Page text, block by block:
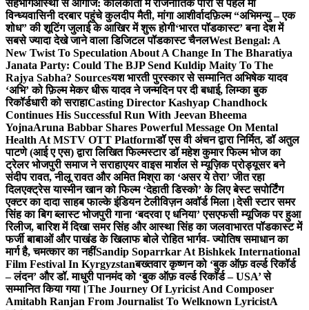
सहभागआस्था से आगाज: कोलकाता में राजनीतिक पारी से पहले माँ
विन्ध्यवासिनी दरबार पहुंचे कुलदीप मैती, मांगा आशीर्वादफ़िल्म “अभिमन्यु – एक
शोध” की शूटिंग जुलाई के आखिर में शुरू होगी‘भारत पॉडकास्ट’ बना देश में
सबसे ज्यादा देखे जाने वाला डिजिटल पॉडकास्ट चैनलWest Bengal: A
New Twist To Speculation About A Change In The Bharatiya
Janata Party: Could The BJP Send Kuldip Maity To The
Rajya Sabha? Sourcesयश भारती पुरस्कार से सम्मानित अभिषेक यादव
‘अभि’ को फ़िल्म मेकर धीरू यादव ने जन्मदिन पर दी बधाई, लिम्का बुक
रिकॉर्डधारी को सराहाCasting Director Kashyap Chandhock
Continues His Successful Run With Jeevan Bheema
YojnaAruna Babbar Shares Powerful Message On Mental
Health At MSTV OTT Platformडॉ एस वी अंचन द्वारा निर्मित, डॉ अतुल
पाटणे (आई ए एस) द्वारा लिखित फिल्मस्टार डॉ महेश कुमार फिल्म भोज का
ट्रेलर भोजपुरी समाज ने सराहाएयर वाइस मार्शल से म्यूज़िक प्रोड्यूसर बने
संदीप रावत, नीलू रावत और अमित मिश्रा का ‘असर ये तेरा’ जीत रहा
दिलएक्ट्रेस यास्मीन खान को फिल्म ‘देहाती डिस्को’ के लिए बेस्ट सपोर्टिंग
एक्टर का दादा साहब फाल्के इंडियन टेलीविज़न अवॉर्ड मिला।देसी स्टार समर
सिंह का बिग ब्लास्ट भोजपुरी गाना ‘बदरवा ए धनिया’ एसएफसी म्यूजिक पर हुआ
रिलीज, बारिश में दिखा समर सिंह और आस्था सिंह का जलवाभारत पॉडकास्ट में
फर्जी बाबाओं और पाखंड के खिलाफ बोले रोहित भार्गव- ज्योतिष समाधान का
मार्ग है, चमत्कार का नहींSandip Soparrkar At Bishkek International
Film Festival In Kyrgyzstanबख्तवार कृष्णन को ‘बुक ऑफ़ वर्ल्ड रिकॉर्ड
– लंदन’ और डॉ. माधुरी पानमंद को ‘बुक ऑफ़ वर्ल्ड रिकॉर्ड – USA’ से
सम्मानित किया गया।The Journey Of Lyricist And Composer
Amitabh Ranjan From Journalist To Welknown LyricistA